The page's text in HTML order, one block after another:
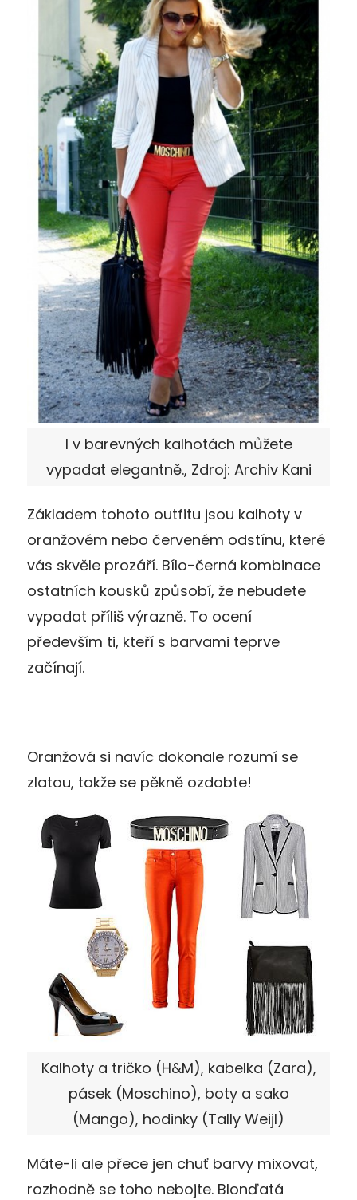
I v barevných kalhotách můžete
vypadat elegantně., Zdroj: Archiv Kani
Základem tohoto outfitu jsou kalhoty v
oranžovém nebo červeném odstínu, které
vás skvěle prozáří. Bílo-černá kombinace
ostatních kousků způsobí, že nebudete
vypadat příliš výrazně. To ocení
především ti, kteří s barvami teprve
začínají.
Oranžová si navíc dokonale rozumí se
zlatou, takže se pěkně ozdobte!
Kalhoty a tričko (H&M), kabelka (Zara),
pásek (Moschino), boty a sako
(Mango), hodinky (Tally Weijl)
Máte-li ale přece jen chuť barvy mixovat,
rozhodně se toho nebojte. Blonďatá